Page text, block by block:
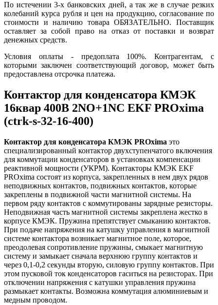
По истечении 3-х банковских дней, а так же в случае резких
колебаний курса рубля и цен на продукцию, согласование по
стоимости и наличию товара ОБЯЗАТЕЛЬНО. Поставщик
оставляет за собой право на отказ от поставки и возврат
денежных средств.
Условия оплаты - предоплата 100%. Контрагентам, с
которыми заключен соответствующий договор, может быть
предоставлена отсрочка платежа.
Контактор для конденсатора КМЭК
16квар 400В 2NО+1NC EKF PROxima
(ctrk-s-32-16-400)
Контактор для конденсатора КМЭК PROxima это
специализированный контактор двухступенчатого включения
для коммутации конденсаторов в установках компенсации
реактивной мощности (УКРМ). Контакторы КМЭК EKF
PROxima состоят из корпуса, закрепленных в нем двух рядов
неподвижных контактов, подвижных контактов, которые
закреплены в подвижной части магнитной системы. На
первом ряду контактов с коммутированы зарядные резисторы.
Неподвижная часть магнитной системы закреплена жестко в
корпусе КМЭК. Пружина препятствует смыканию контактов.
При подаче напряжения на катушку управления в магнитной
системе контактора возникает магнитное поле, которое,
преодолевая сопротивление пружины, смыкает магнитную
систему и замыкает сначала верхнюю группу контактов и
через 0,1-0,2 секунды вторую, силовую группу контактов. При
этом пусковой ток конденсаторов гаситься на резисторах. При
отключении напряжения с катушки управления пружина
размыкает контакты. Возможна коммутация алюминиевым и
медным проводом.